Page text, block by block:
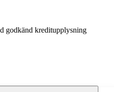
godkänd kreditupplysning